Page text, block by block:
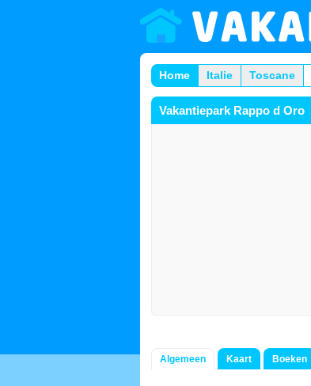
Home Italie Toscane
Vakantiepark Rappo d Oro
Algemeen Kaart Boeken